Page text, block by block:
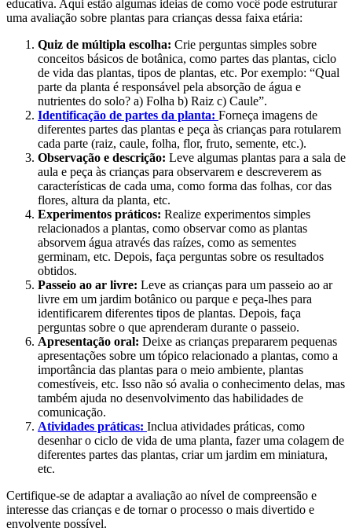
educativa. Aqui estão algumas ideias de como você pode estruturar
uma avaliação sobre plantas para crianças dessa faixa etária:
Quiz de múltipla escolha: Crie perguntas simples sobre
conceitos básicos de botânica, como partes das plantas, ciclo
de vida das plantas, tipos de plantas, etc. Por exemplo: “Qual
parte da planta é responsável pela absorção de água e
nutrientes do solo? a) Folha b) Raiz c) Caule”.
Identificação de partes da planta: Forneça imagens de
diferentes partes das plantas e peça às crianças para rotularem
cada parte (raiz, caule, folha, flor, fruto, semente, etc.).
Observação e descrição: Leve algumas plantas para a sala de
aula e peça às crianças para observarem e descreverem as
características de cada uma, como forma das folhas, cor das
flores, altura da planta, etc.
Experimentos práticos: Realize experimentos simples
relacionados a plantas, como observar como as plantas
absorvem água através das raízes, como as sementes
germinam, etc. Depois, faça perguntas sobre os resultados
obtidos.
Passeio ao ar livre: Leve as crianças para um passeio ao ar
livre em um jardim botânico ou parque e peça-lhes para
identificarem diferentes tipos de plantas. Depois, faça
perguntas sobre o que aprenderam durante o passeio.
Apresentação oral: Deixe as crianças prepararem pequenas
apresentações sobre um tópico relacionado a plantas, como a
importância das plantas para o meio ambiente, plantas
comestíveis, etc. Isso não só avalia o conhecimento delas, mas
também ajuda no desenvolvimento das habilidades de
comunicação.
Atividades práticas: Inclua atividades práticas, como
desenhar o ciclo de vida de uma planta, fazer uma colagem de
diferentes partes das plantas, criar um jardim em miniatura,
etc.
Certifique-se de adaptar a avaliação ao nível de compreensão e
interesse das crianças e de tornar o processo o mais divertido e
envolvente possível.